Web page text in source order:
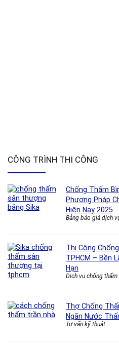
CÔNG TRÌNH THI CÔNG
Chống Thấm
Phương Pháp
Hiện Nay 2025
Bảng báo giá dịch
Thi Công
TPHCM – Bền
Hạn
Dịch vụ chống thấm
Thợ Chống
Ngăn Nước
Tư vấn kỹ thuật